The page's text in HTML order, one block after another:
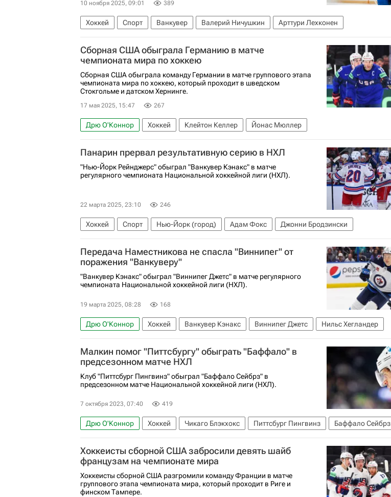
10 ноября 2025, 09:01 389
Хоккей Спорт Ванкувер Валерий Ничушкин
Арттури Лехконен
Кифер Шервуд
Колорадо Эвеланш Ванкувер Кэнакс
Анахайм Дакс
Национальная хоккейная лига (НХЛ)
Сборная США обыграла Германию в матче
чемпионата мира по хоккею
Сборная США обыграла команду Германии в матче группового этапа
чемпионата мира по хоккею, который проходит в шведском
Стокгольме и датском Хернинге.
17 мая 2025, 15:47 267
Дрю О'Коннор Хоккей Клейтон Келлер
Йонас Мюллер
Международная федерация хоккея (IIHF)
Чемпионат мира по хоккею
Панарин прервал результативную серию в НХЛ
"Нью-Йорк Рейнджерс" обыграл "Ванкувер Кэнакс" в матче
регулярного чемпионата Национальной хоккейной лиги (НХЛ).
22 марта 2025, 23:10 246
Хоккей Спорт Нью-Йорк (город) Адам Фокс
Джонни Бродзински
К'Андре Миллер
Ванкувер Кэнакс
Нью-Йорк Рейнджерс
Национальная хоккейная лига (НХЛ)
Передача Наместникова не спасла "Виннипег" от
поражения "Ванкуверу"
"Ванкувер Кэнакс" обыграл "Виннипег Джетс" в матче регулярного
чемпионата Национальной хоккейной лиги (НХЛ).
19 марта 2025, 08:28 168
Дрю О'Коннор Хоккей Ванкувер Кэнакс Виннипег Джетс
Нильс Хегландер
Алекс Иафалло
Спорт Национальная хоккейная лига (НХЛ)
Малкин помог "Питтсбургу" обыграть "Баффало" в
предсезонном матче НХЛ
Клуб "Питтсбург Пингвинз" обыграл "Баффало Сейбрз" в
предсезонном матче Национальной хоккейной лиги (НХЛ).
7 октября 2023, 07:40 419
Дрю О'Коннор Хоккей Чикаго Блэкхокс Питтсбург Пингвинз
Баффало Сейбрз
Маркус Петтерссон
Евгений Малкин
Хоккеисты сборной США забросили девять шайб
французам на чемпионате мира
Хоккеисты сборной США разгромили команду Франции в матче
группового этапа чемпионата мира, который проходит в Риге и
финском Тампере.